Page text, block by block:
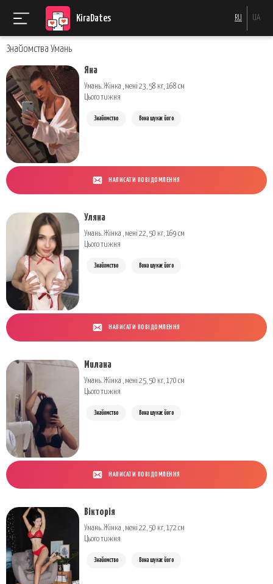
KiraDates RU UA
Знайомства Умань
Яна
Умань. Жінка , мені 23, 58 кг, 168 см
Цього тижня
Знайомство Вона шукає його
НАПИСАТИ ПОВІДОМЛЕННЯ
Уляна
Умань. Жінка , мені 22, 50 кг, 169 см
Цього тижня
Знайомство Вона шукає його
НАПИСАТИ ПОВІДОМЛЕННЯ
Милана
Умань. Жінка , мені 25, 50 кг, 170 см
Цього тижня
Знайомство Вона шукає його
НАПИСАТИ ПОВІДОМЛЕННЯ
Вікторія
Умань. Жінка , мені 22, 50 кг, 172 см
Цього тижня
Знайомство Вона шукає його